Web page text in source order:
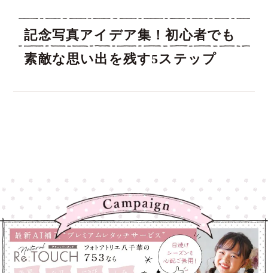
記念写真アイデア集！初心者でも
素敵な思い出を残す5ステップ